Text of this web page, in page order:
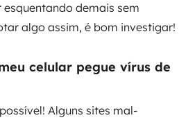
demais sem
algo assim, é bom investigar!
celular pegue vírus de
Alguns sites mal-